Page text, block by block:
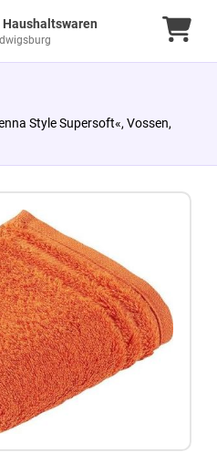
Haushaltswaren
Style Supersoft«, Vossen,